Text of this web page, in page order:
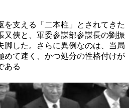
を支える「二本柱」とされてきた
又俠と、軍委参謀部参謀長の劉振
脚した。さらに異例なのは、当局
めて速く、かつ処分の性格付けが
ある